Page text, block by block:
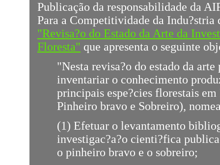
Publicação da responsabilidade da
Para a Competitividade da
"Revisa?o do Estado da Arte da
Floresta" que apresenta o seguinte
"Nesta revisa?o do estado da arte
inventariar o conhecimento
principais espe?cies florestais
Pinheiro bravo e Sobreiro),
(1) Efetuar o levantamento
investigac?a?o cienti?fica
o pinheiro bravo e o sobreiro;